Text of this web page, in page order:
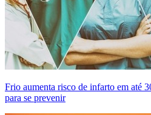
Frio aumenta risco de infarto em até
para se prevenir